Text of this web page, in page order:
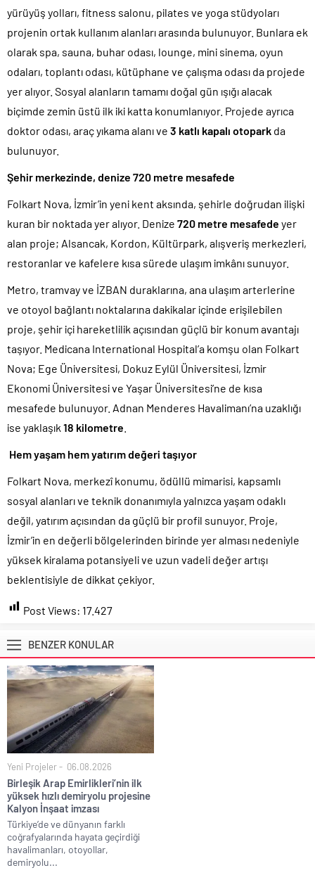
yürüyüş yolları, fitness salonu, pilates ve yoga stüdyoları
projenin ortak kullanım alanları arasında bulunuyor. Bunlara ek
olarak spa, sauna, buhar odası, lounge, mini sinema, oyun
odaları, toplantı odası, kütüphane ve çalışma odası da projede
yer alıyor. Sosyal alanların tamamı doğal gün ışığı alacak
biçimde zemin üstü ilk iki katta konumlanıyor. Projede ayrıca
doktor odası, araç yıkama alanı ve 3 katlı kapalı otopark da
bulunuyor.
Şehir merkezinde, denize 720 metre mesafede
Folkart Nova, İzmir’in yeni kent aksında, şehirle doğrudan ilişki
kuran bir noktada yer alıyor. Denize 720 metre mesafede yer
alan proje; Alsancak, Kordon, Kültürpark, alışveriş merkezleri,
restoranlar ve kafelere kısa sürede ulaşım imkânı sunuyor.
Metro, tramvay ve İZBAN duraklarına, ana ulaşım arterlerine
ve otoyol bağlantı noktalarına dakikalar içinde erişilebilen
proje, şehir içi hareketlilik açısından güçlü bir konum avantajı
taşıyor. Medicana International Hospital’a komşu olan Folkart
Nova; Ege Üniversitesi, Dokuz Eylül Üniversitesi, İzmir
Ekonomi Üniversitesi ve Yaşar Üniversitesi’ne de kısa
mesafede bulunuyor. Adnan Menderes Havalimanı’na uzaklığı
ise yaklaşık 18 kilometre
Hem yaşam hem yatırım değeri taşıyor
Folkart Nova, merkezî konumu, ödüllü mimarisi, kapsamlı
sosyal alanları ve teknik donanımıyla yalnızca yaşam odaklı
değil, yatırım açısından da güçlü bir profil sunuyor. Proje,
İzmir’in en değerli bölgelerinden birinde yer alması nedeniyle
yüksek kiralama potansiyeli ve uzun vadeli değer artışı
beklentisiyle de dikkat çekiyor.
Post Views: 17.427
BENZER KONULAR
Yeni Projeler 06.08.2026
Birleşik Arap Emirlikleri’nin ilk
yüksek hızlı demiryolu projesine
Kalyon İnşaat imzası
Türkiye’de ve dünyanın farklı
coğrafyalarında hayata geçirdiği
havalimanları, otoyollar,
demiryolu...